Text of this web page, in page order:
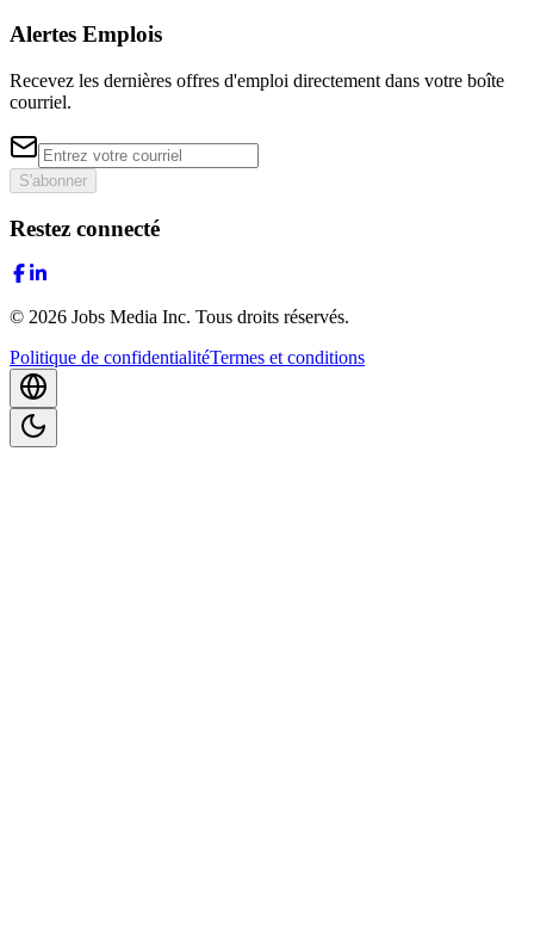
Alertes Emplois
Recevez les dernières offres d'emploi directement dans votre boîte
courriel.
S'abonner
Restez connecté
© 2026 Jobs Media Inc. Tous droits réservés.
Politique de confidentialitéTermes et conditions